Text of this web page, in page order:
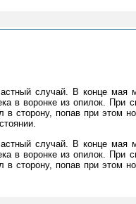
случай. В конце мая
в воронке из опилок. При
сторону, попав при этом
случай. В конце мая
в воронке из опилок. При
сторону, попав при этом